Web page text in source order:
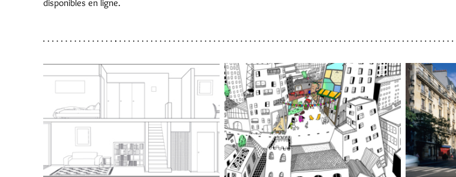
disponibles en ligne.